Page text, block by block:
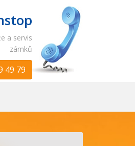
a servis
zámků
49 79